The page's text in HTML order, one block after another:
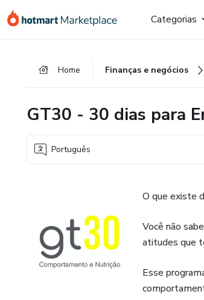
para
para
para
Categorias
Home Finanças e negócios
GT30 - 30 dias para
Português
O que existe
Você não
atitudes que
Esse